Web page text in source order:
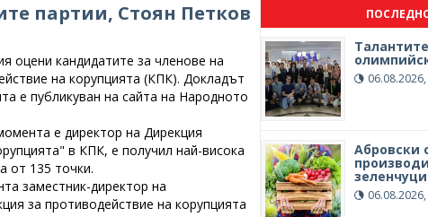
партии, Стоян Петков
оцени кандидатите за членове на
на корупцията (КПК). Докладът
е публикуван на сайта на Народното
е директор на Дирекция
в КПК, е получил най-висока
от 135 точки.
заместник-директор на
за противодействие на корупцията
Абровски
зеленчуци